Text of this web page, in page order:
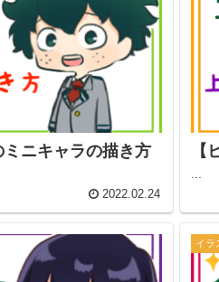
ミニキャラの描き方
2022.02.24
【
...
イラ